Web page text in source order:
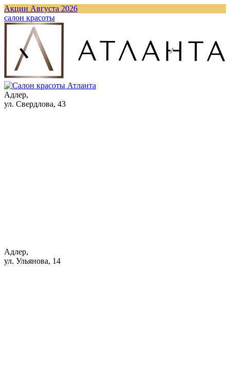
Акции Августа 2026
cалон красоты
Адлер,
ул. Свердлова, 43
Адлер,
ул. Ульянова, 14